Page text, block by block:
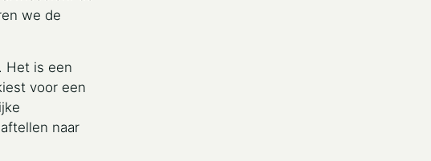
we de
Het is een
voor een
naar